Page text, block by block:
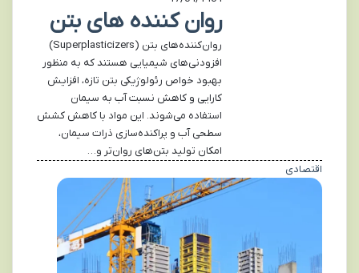
روان کننده های بتن
روان‌کننده‌های بتن (Superplasticizers)
افزودنی‌های شیمیایی هستند که به منظور
بهبود خواص رئولوژیکی بتن تازه، افزایش
کارایی و کاهش نسبت آب به سیمان
استفاده می‌شوند. این مواد با کاهش کشش
سطحی آب و پراکنده‌سازی ذرات سیمان،
امکان تولید بتن‌های روان‌تر و…
اقتصادی